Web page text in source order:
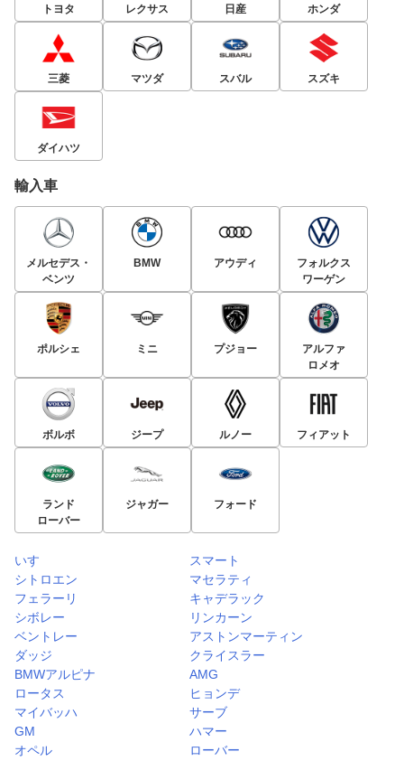
トヨタ レクサス 日産 ホンダ
三菱 マツダ スバル スズキ
ダイハツ
輸入車
メルセデス・
ベンツ
BMW アウディ
フォルクス
ワーゲン
ポルシェ ミニ プジョー
アルファ
ロメオ
ボルボ ジープ ルノー フィアット
ランド
ローバー
ジャガー フォード
いすゞ
スマート
シトロエン
マセラティ
フェラーリ
キャデラック
シボレー
リンカーン
ベントレー
アストンマーティン
ダッジ
クライスラー
BMWアルピナ
AMG
ロータス
ヒョンデ
マイバッハ
サーブ
GM
ハマー
オペル
ローバー